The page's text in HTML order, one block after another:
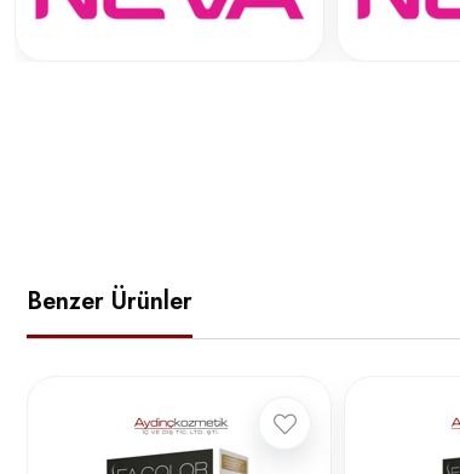
Benzer Ürünler